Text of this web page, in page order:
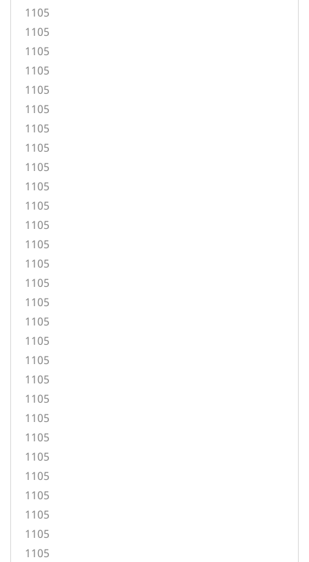
1105
1105
1105
1105
1105
1105
1105
1105
1105
1105
1105
1105
1105
1105
1105
1105
1105
1105
1105
1105
1105
1105
1105
1105
1105
1105
1105
1105
1105